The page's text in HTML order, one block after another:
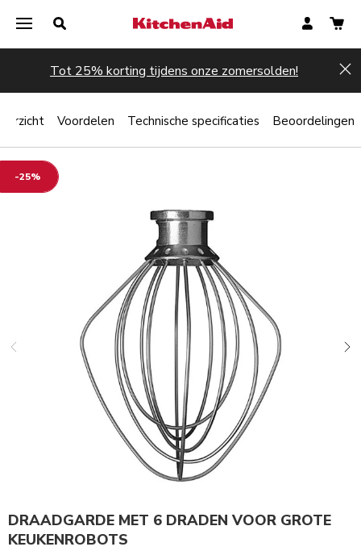
Tot 25% korting tijdens onze zomersolden!
-25%
DRAADGARDE MET 6 DRADEN VOOR GROTE
KEUKENROBOTS
Voordelen Technische specificaties Beoordelingen